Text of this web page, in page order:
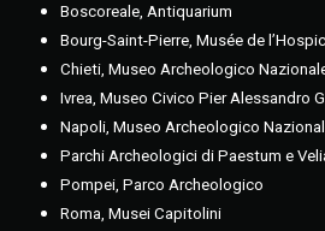
Boscoreale, Antiquarium
Bourg-Saint-Pierre, Musée de
Chieti, Museo Archeologico
Ivrea, Museo Civico Pier Alessandro
Napoli, Museo Archeologico
Parchi Archeologici di Paestum e
Pompei, Parco Archeologico
Roma, Musei Capitolini